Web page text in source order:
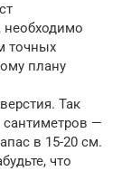
необходимо
точных
плану
Так
—
в 15-20 см.
что